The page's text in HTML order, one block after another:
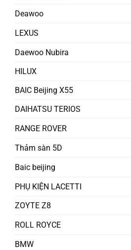
Deawoo
LEXUS
Daewoo Nubira
HILUX
BAIC Beijing X55
DAIHATSU TERIOS
RANGE ROVER
Thảm sàn 5D
Baic beijing
PHỤ KIỆN LACETTI
ZOYTE Z8
ROLL ROYCE
BMW